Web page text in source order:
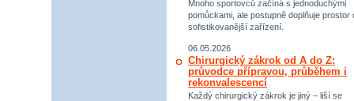
Mnoho sportovců začíná s jednoduchými
pomůckami, ale postupně doplňuje prostor
sofistikovanější zařízení.
06.05.2026
Chirurgický zákrok od A do Z:
průvodce přípravou, průběhem i
rekonvalescencí
Každý chirurgický zákrok je jiný – liší se